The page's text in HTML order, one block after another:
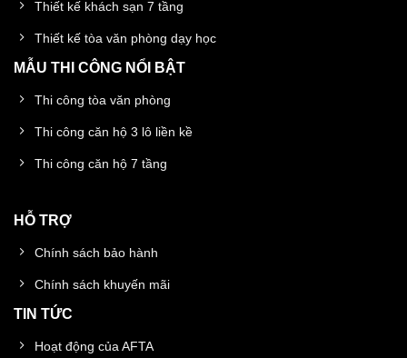
Thiết kế khách sạn 7 tầng
Thiết kế tòa văn phòng dạy học
MẪU THI CÔNG NỔI BẬT
Thi công tòa văn phòng
Thi công căn hộ 3 lô liền kề
Thi công căn hộ 7 tầng
HỖ TRỢ
Chính sách bảo hành
Chính sách khuyến mãi
TIN TỨC
Hoạt động của AFTA